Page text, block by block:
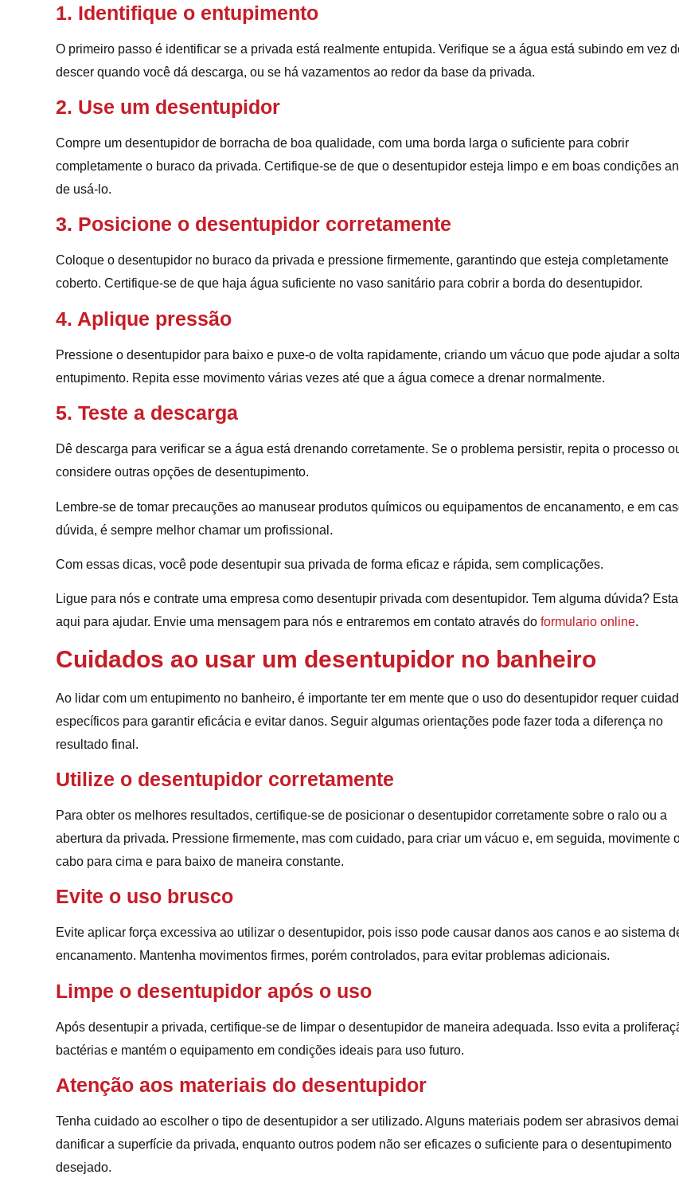
1. Identifique o entupimento
O primeiro passo é identificar se a privada está realmente entupida. Verifique se a água está subindo em vez
descer quando você dá descarga, ou se há vazamentos ao redor da base da privada.
2. Use um desentupidor
Compre um desentupidor de borracha de boa qualidade, com uma borda larga o suficiente para cobrir
completamente o buraco da privada. Certifique-se de que o desentupidor esteja limpo e em boas condições
de usá-lo.
3. Posicione o desentupidor corretamente
Coloque o desentupidor no buraco da privada e pressione firmemente, garantindo que esteja completamente
coberto. Certifique-se de que haja água suficiente no vaso sanitário para cobrir a borda do desentupidor.
4. Aplique pressão
Pressione o desentupidor para baixo e puxe-o de volta rapidamente, criando um vácuo que pode ajudar a
entupimento. Repita esse movimento várias vezes até que a água comece a drenar normalmente.
5. Teste a descarga
Dê descarga para verificar se a água está drenando corretamente. Se o problema persistir, repita o processo
considere outras opções de desentupimento.
Lembre-se de tomar precauções ao manusear produtos químicos ou equipamentos de encanamento, e em
dúvida, é sempre melhor chamar um profissional.
Com essas dicas, você pode desentupir sua privada de forma eficaz e rápida, sem complicações.
Ligue para nós e contrate uma empresa como desentupir privada com desentupidor. Tem alguma dúvida?
aqui para ajudar. Envie uma mensagem para nós e entraremos em contato através do formulario online.
Cuidados ao usar um desentupidor no banheiro
Ao lidar com um entupimento no banheiro, é importante ter em mente que o uso do desentupidor requer
específicos para garantir eficácia e evitar danos. Seguir algumas orientações pode fazer toda a diferença no
resultado final.
Utilize o desentupidor corretamente
Para obter os melhores resultados, certifique-se de posicionar o desentupidor corretamente sobre o ralo ou a
abertura da privada. Pressione firmemente, mas com cuidado, para criar um vácuo e, em seguida, movimente
cabo para cima e para baixo de maneira constante.
Evite o uso brusco
Evite aplicar força excessiva ao utilizar o desentupidor, pois isso pode causar danos aos canos e ao sistema
encanamento. Mantenha movimentos firmes, porém controlados, para evitar problemas adicionais.
Limpe o desentupidor após o uso
Após desentupir a privada, certifique-se de limpar o desentupidor de maneira adequada. Isso evita a
bactérias e mantém o equipamento em condições ideais para uso futuro.
Atenção aos materiais do desentupidor
Tenha cuidado ao escolher o tipo de desentupidor a ser utilizado. Alguns materiais podem ser abrasivos
danificar a superfície da privada, enquanto outros podem não ser eficazes o suficiente para o desentupimento
desejado.